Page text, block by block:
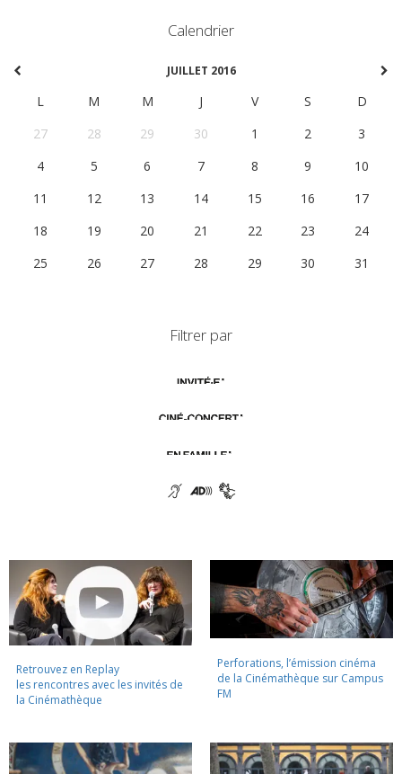
Calendrier
JUILLET 2016
L M M J V S
D
27
28 29 30 1 2
3
4
5 6 7 8 9
10
11
12 13 14 15 16
17
18
19 20 21 22 23
24
25
26 27 28 29 30 31
Filtrer par
Retrouvez en Replay
les rencontres avec les invités de
la Cinémathèque
Perforations, l’émission cinéma
de la Cinémathèque sur Campus
FM